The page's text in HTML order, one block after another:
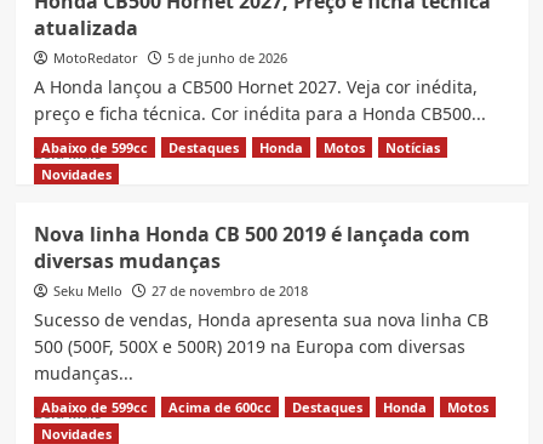
atualizada
MotoRedator 5 de junho de 2026
A Honda lançou a CB500 Hornet 2027. Veja cor inédita,
preço e ficha técnica. Cor inédita para a Honda CB500...
Leia MaisRead
more
CB500
Hornet
2027,
Preço
ficha
técnica
atualizada
Abaixo de 599cc Destaques Honda Motos
Notícias
Novidades
Nova linha Honda CB 500 2019 é lançada com
diversas mudanças
Seku Mello 27 de novembro de 2018
Sucesso de vendas, Honda apresenta sua nova linha CB
500 (500F, 500X e 500R) 2019 na Europa com diversas
mudanças...
Leia MaisRead
more
Abaixo de 599cc Acima de 600cc Destaques Honda
Motos
Novidades